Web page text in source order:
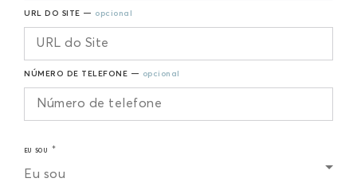
URL DO SITE — opcional
NÚMERO DE TELEFONE — opcional
EU SOU
Eu sou